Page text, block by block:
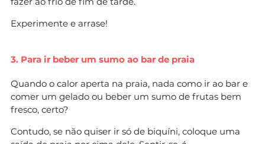
Experimente e arrase!
3. Para ir beber um sumo ao bar de praia
Quando o calor aperta na praia, nada como ir ao bar e
comer um gelado ou beber um sumo de frutas bem
fresco, certo?
Contudo, se não quiser ir só de biquíni, coloque uma